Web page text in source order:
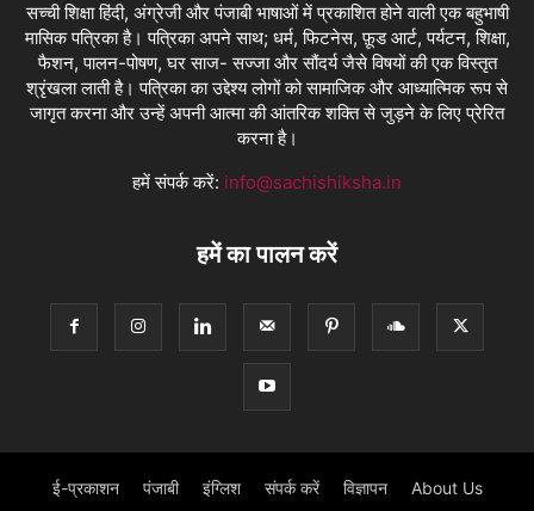
सच्ची शिक्षा हिंदी, अंग्रेजी और पंजाबी भाषाओं में प्रकाशित होने वाली एक बहुभाषी
मासिक पत्रिका है। पत्रिका अपने साथ; धर्म, फिटनेस, फ़ूड आर्ट, पर्यटन, शिक्षा,
फैशन, पालन-पोषण, घर साज- सज्जा और सौंदर्य जैसे विषयों की एक विस्तृत
श्रृंखला लाती है। पत्रिका का उद्देश्य लोगों को सामाजिक और आध्यात्मिक रूप से
जागृत करना और उन्हें अपनी आत्मा की आंतरिक शक्ति से जुड़ने के लिए प्रेरित
करना है।
हमें संपर्क करें: info@sachishiksha.in
हमें का पालन करें
ई-प्रकाशन पंजाबी इंग्लिश संपर्क करें विज्ञापन About Us